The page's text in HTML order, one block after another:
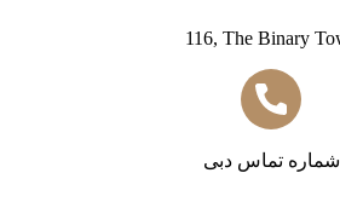
116, The Binary
شماره تماس دبی